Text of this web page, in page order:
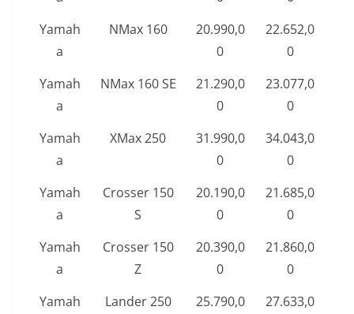
Yamah
a
NMax 160
20.990,0
0
22.652,0
0
Yamah
a
NMax 160 SE
21.290,0
0
23.077,0
0
Yamah
a
XMax 250
31.990,0
0
34.043,0
0
Yamah
a
Crosser 150
S
20.190,0
0
21.685,0
0
Yamah
a
Crosser 150
Z
20.390,0
0
21.860,0
0
Yamah
Lander 250
25.790,0
27.633,0